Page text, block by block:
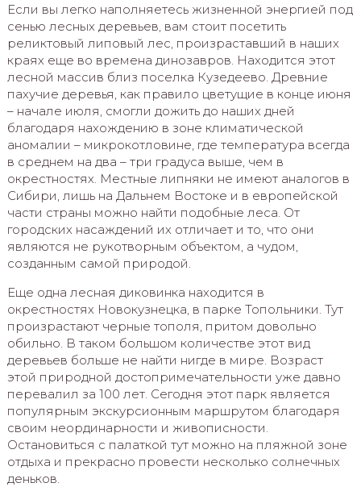
Если вы легко наполняетесь жизненной энергией под
сенью лесных деревьев, вам стоит посетить
реликтовый липовый лес, произраставший в наших
краях еще во времена динозавров. Находится этот
лесной массив близ поселка Кузедеево. Древние
пахучие деревья, как правило цветущие в конце июня
– начале июля, смогли дожить до наших дней
благодаря нахождению в зоне климатической
аномалии – микрокотловине, где температура всегда
в среднем на два – три градуса выше, чем в
окрестностях. Местные липняки не имеют аналогов в
Сибири, лишь на Дальнем Востоке и в европейской
части страны можно найти подобные леса. От
городских насаждений их отличает и то, что они
являются не рукотворным объектом, а чудом,
созданным самой природой.
Еще одна лесная диковинка находится в
окрестностях Новокузнецка, в парке Топольники. Тут
произрастают черные тополя, притом довольно
обильно. В таком большом количестве этот вид
деревьев больше не найти нигде в мире. Возраст
этой природной достопримечательности уже давно
перевалил за 100 лет. Сегодня этот парк является
популярным экскурсионным маршрутом благодаря
своим неординарности и живописности.
Остановиться с палаткой тут можно на пляжной зоне
отдыха и прекрасно провести несколько солнечных
деньков.